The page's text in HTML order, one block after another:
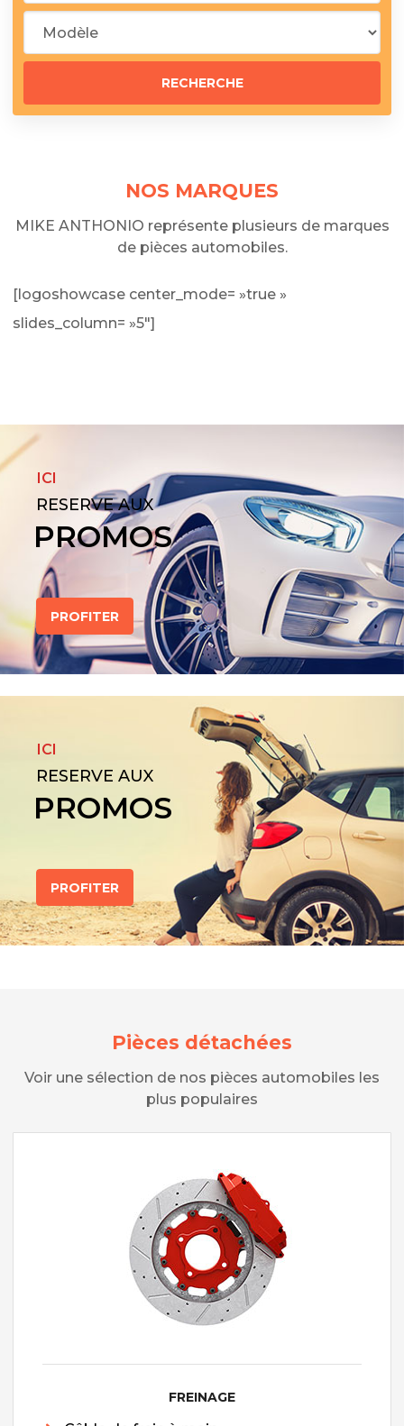
NOS MARQUES
MIKE ANTHONIO représente plusieurs de marques
de pièces automobiles.
[logoshowcase center_mode= »true »
slides_column= »5″]
ICI
RESERVE AUX
PROMOS
PROFITER
ICI
RESERVE AUX
PROMOS
PROFITER
Pièces détachées
Voir une sélection de nos pièces automobiles les
plus populaires
FREINAGE